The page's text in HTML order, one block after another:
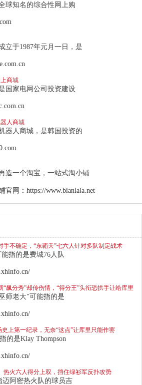
球知名的综合性网上购
立于1987年元月一日，是
商城
国家电网公司投资建设
人商城
器人商城，是韩国投资的
造一个淘宝，一站式淘小铺
官网：https://www.bianlala.net
手不确定，“东霸天”七六人针对多队制定战术
指的是费城76人队
“飙分秀”却传伤情，“得分王”头衔恐拱手让给库里
师老大"可能指的是
上第一纪录，无奈“这点”让库里只能作罢
的是Klay Thompson
热火六人得分上双，挡住绿衫军反扑攻势
迈阿密热火队的球员吉